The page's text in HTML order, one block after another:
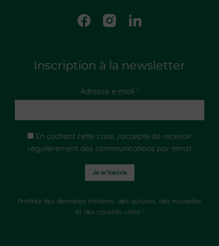
Inscription à la newsletter
Adresse e-mail *
En cochant cette case, j'accepte de recevoir
régulièrement des communications par email
Profitez des dernières histoires, des astuces, des nouvelles
et des conseils utiles !